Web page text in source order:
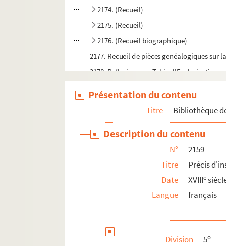
2174. (Recueil)
2175. (Recueil)
2176. (Recueil biographique)
2177. Recueil de pièces genéalogiques sur
2178. Reflexions sur Tobie,
2182. Copies de lettres de MM. Nicole,
2183. (Copies de lettres de Dom Armand
2186. (Recueil de pièces diverses en
2187. (Notes bibliographiques touchant
Présentation du contenu
Titre Bibliothèque
Description du contenu
N°
2159
Titre
Précis
Date
XVIIIe
Langue
français
Division 5o